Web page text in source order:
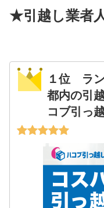
★引越し業者
１位 ラン
都内の引
コブ引っ